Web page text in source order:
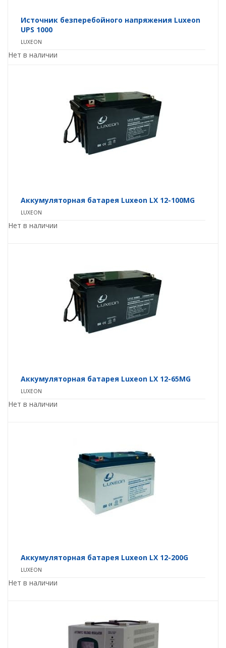
Источник безперебойного напряжения Luxeon
UPS 1000
LUXEON
Нет в наличии
Аккумуляторная батарея Luxeon LX 12-100MG
LUXEON
Нет в наличии
Аккумуляторная батарея Luxeon LX 12-65MG
LUXEON
Нет в наличии
Аккумуляторная батарея Luxeon LX 12-200G
LUXEON
Нет в наличии